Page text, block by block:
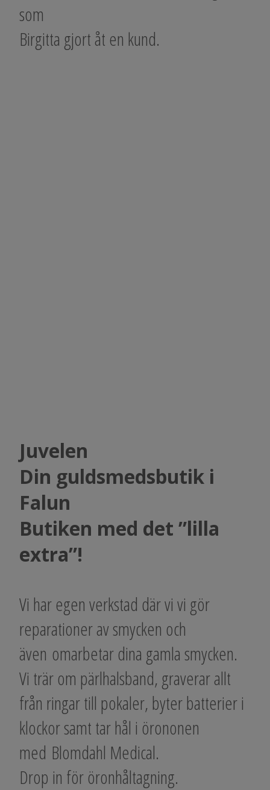
som
Birgitta gjort åt en kund.
Juvelen
Din guldsmedsbutik i
Falun
Butiken med det ”lilla
extra”!
​Vi har egen verkstad där vi vi gör
reparationer av smycken och
även omarbetar dina gamla smycken.
Vi trär om pärlhalsband, graverar allt
från ringar till pokaler, byter batterier i
klockor samt tar hål i örononen
med Blomdahl Medical.
Drop in för öronhåltagning.